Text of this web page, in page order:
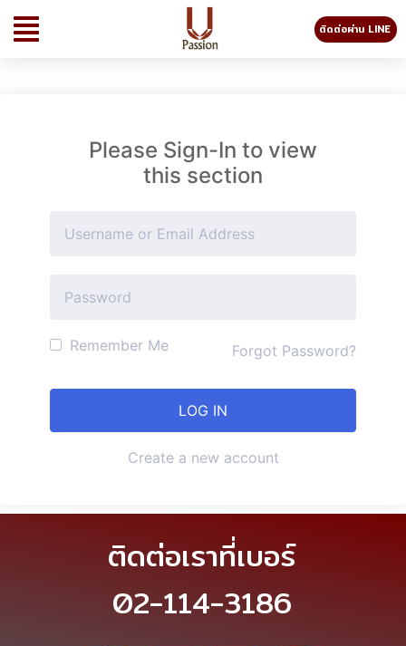
ติดต่อผ่าน LINE
Please Sign-In to view
this section
Remember Me Forgot Password?
Create a new account
ติดต่อเราที่เบอร์
02-114-3186